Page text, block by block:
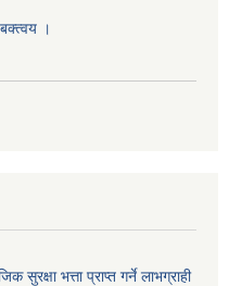
।
भत्ता प्राप्त गर्ने लाभग्राही